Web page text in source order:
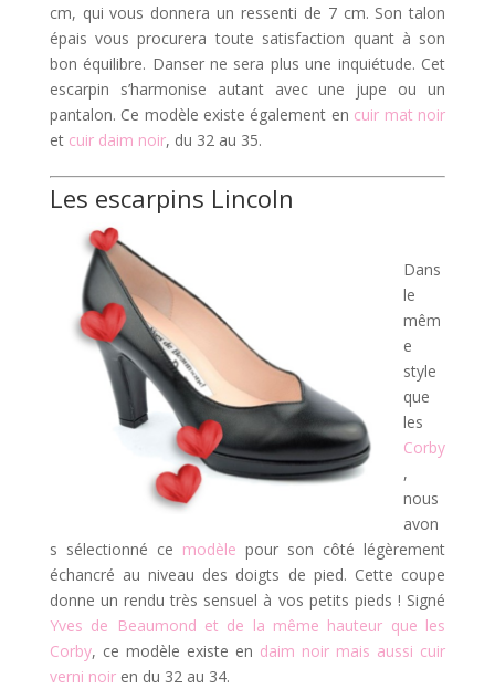
cm, qui vous donnera un ressenti de 7 cm. Son talon
épais vous procurera toute satisfaction quant à son
bon équilibre. Danser ne sera plus une inquiétude. Cet
escarpin s’harmonise autant avec une jupe ou un
pantalon. Ce modèle existe également en cuir mat noir
et cuir daim noir, du 32 au 35.
Les escarpins Lincoln
Dans
le
mêm
e
style
que
les
Corby
,
nous
avon
s sélectionné ce modèle pour son côté légèrement
échancré au niveau des doigts de pied. Cette coupe
donne un rendu très sensuel à vos petits pieds ! Signé
Yves de Beaumond et de la même hauteur que les
Corby, ce modèle existe en daim noir mais aussi cuir
verni noiren du 32 au 34.